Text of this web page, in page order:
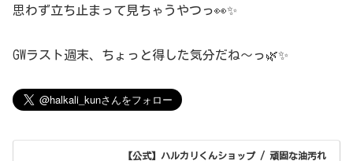
思わず立ち止まって見ちゃうやつっ👀✨
GWラスト週末、ちょっと得した気分だね〜っ🌿✨
【公式】ハルカリくんショップ / 頑固な油汚れ